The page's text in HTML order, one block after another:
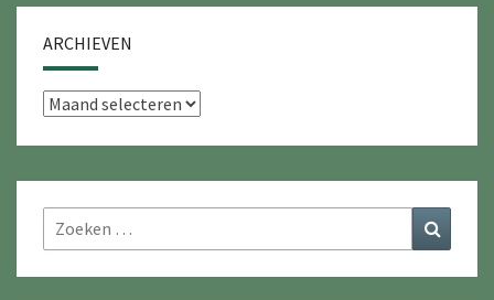
ARCHIEVEN
Archieven
Zoeken
naar: